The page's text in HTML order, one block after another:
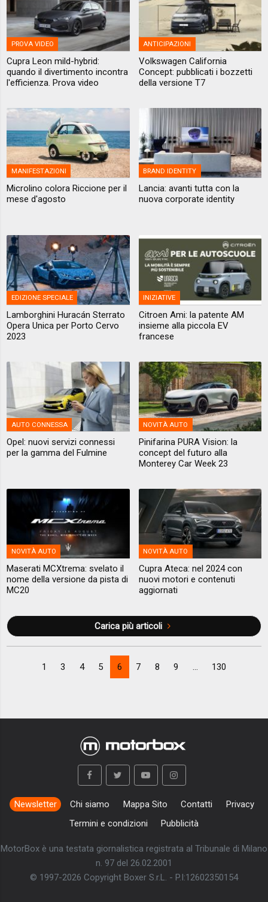
PROVA VIDEO
Cupra Leon mild-hybrid:
quando il divertimento incontra
l'efficienza. Prova video
ANTICIPAZIONI
Volkswagen California
Concept: pubblicati i bozzetti
della versione T7
MANIFESTAZIONI
Microlino colora Riccione per il
mese d'agosto
BRAND IDENTITY
Lancia: avanti tutta con la
nuova corporate identity
EDIZIONE SPECIALE
Lamborghini Huracán Sterrato
Opera Unica per Porto Cervo
2023
INIZIATIVE
Citroen Ami: la patente AM
insieme alla piccola EV
francese
AUTO CONNESSA
Opel: nuovi servizi connessi
per la gamma del Fulmine
NOVITÀ AUTO
Pinifarina PURA Vision: la
concept del futuro alla
Monterey Car Week 23
NOVITÀ AUTO
Maserati MCXtrema: svelato il
nome della versione da pista di
MC20
NOVITÀ AUTO
Cupra Ateca: nel 2024 con
nuovi motori e contenuti
aggiornati
Carica più articoli
1 3 4 5 6 7 8 9 ... 130
Newsletter Chi siamo Mappa Sito Contatti
Privacy
Termini e condizioni
Pubblicità
MotorBox è una testata giornalistica registrata al Tribunale di Milano
n. 97 del 26.02.2001
© 1997-2026 Copyright Boxer S.r.L. - P.I:12602350154